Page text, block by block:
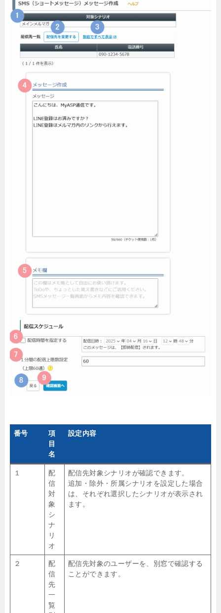
番号
項
目
名
設定内容
１
配
信
対
象
シ
ナ
リ
オ
配信先対象シナリオが確認できます。
追加・除外・所属シナリオを設定した場合
は、それぞれ選択したシナリオが表示され
ます。
２
配
信
先
一
覧
配信先対象のユーザーを、別窓で確認する
ことができます。